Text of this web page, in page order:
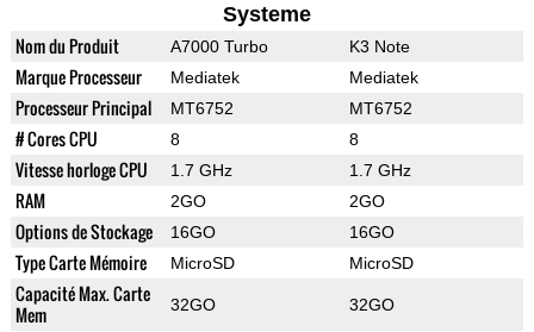
Systeme
Nom du Produit A7000 Turbo K3 Note
Marque Processeur Mediatek Mediatek
Processeur Principal MT6752 MT6752
# Cores CPU 8 8
Vitesse horloge CPU 1.7 GHz 1.7 GHz
RAM 2GO 2GO
Options de Stockage 16GO 16GO
Type Carte Mémoire MicroSD MicroSD
Capacité Max. Carte
Mem
32GO 32GO